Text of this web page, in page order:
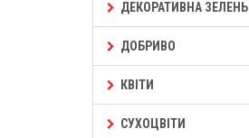
ДЕКОРАТИВНА ЗЕЛЕНЬ
ДОБРИВО
КВІТИ
СУХОЦВІТИ